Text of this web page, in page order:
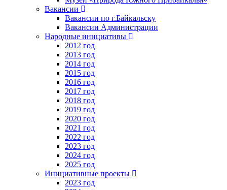
Вакансии
Вакансии по г.Байкальску
Вакансии Администрации
Народные инициативы
2012 год
2013 год
2014 год
2015 год
2016 год
2017 год
2018 год
2019 год
2020 год
2021 год
2022 год
2023 год
2024 год
2025 год
Инициативные проекты
2023 год